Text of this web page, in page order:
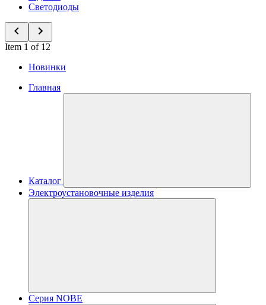
Светодиоды
Item 1 of 12
Новинки
Главная
Каталог
Электроустановочные изделия
Серия NOBE